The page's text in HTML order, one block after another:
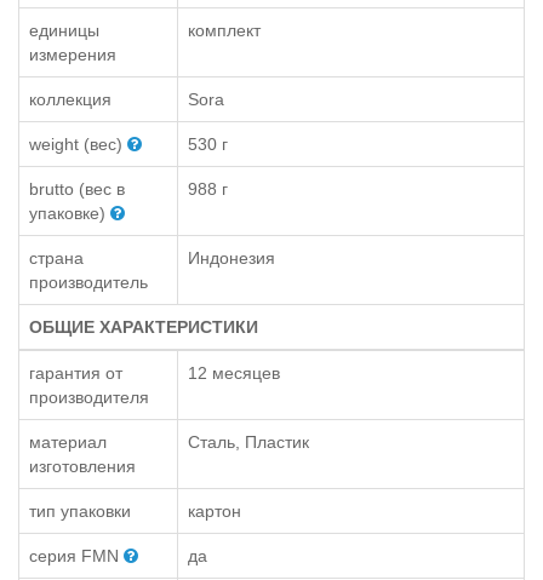
единицы
измерения
комплект
коллекция Sora
weight (вес) 530 г
brutto (вес в
упаковке)
988 г
страна
производитель
Индонезия
ОБЩИЕ ХАРАКТЕРИСТИКИ
гарантия от
производителя
12 месяцев
материал
изготовления
Сталь, Пластик
тип упаковки картон
серия FMN да